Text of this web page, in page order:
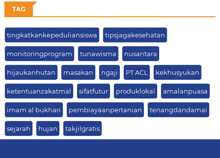
TAG
tingkatkankepeduliansiswa tipsjagakesehatan
monitoringprogram tunawisma nusantara
hijaukanhutan masakan ngaji PT ACL kekhusyukan
ketentuanzakatmal sifatfutur produklokal amalanpuasa
imam al bukhari pembiayaanpertanian tenangdandamai
sejarah hujan takjilgratis